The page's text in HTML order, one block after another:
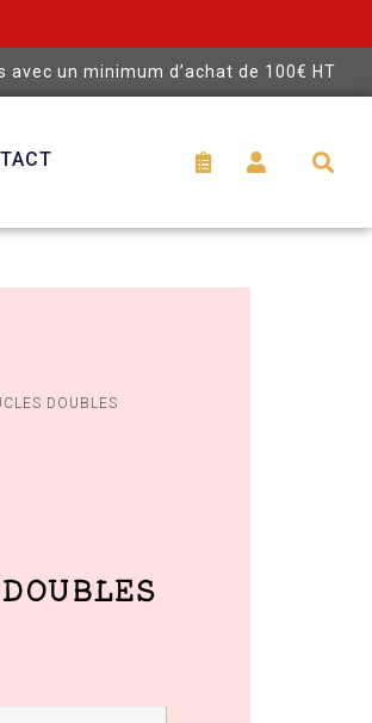
un minimum d’achat de 100€ HT
DOUBLES